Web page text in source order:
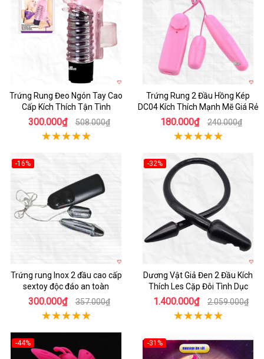
Trứng Rung Đeo Ngón Tay Cao
Cấp Kích Thích Tận Tình
300.000₫ 508.000₫
Trứng Rung 2 Đầu Hồng Kép
DC04 Kích Thích Mạnh Mẽ Giá Rẻ
180.000₫ 240.000₫
-16%
Trứng rung Inox 2 đầu cao cấp
sextoy độc đáo an toàn
300.000₫ 357.000₫
-32%
Dương Vật Giả Đen 2 Đầu Kích
Thích Les Cặp Đôi Tình Dục
1.400.000₫ 2.059.000₫
-44%
-31%
Hot